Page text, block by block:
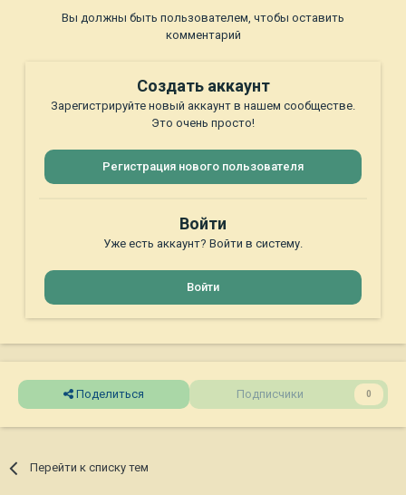
Вы должны быть пользователем, чтобы оставить
комментарий
Создать аккаунт
Зарегистрируйте новый аккаунт в нашем сообществе.
Это очень просто!
Регистрация нового пользователя
Войти
Уже есть аккаунт? Войти в систему.
Войти
Поделиться Подписчики 0
Перейти к списку тем